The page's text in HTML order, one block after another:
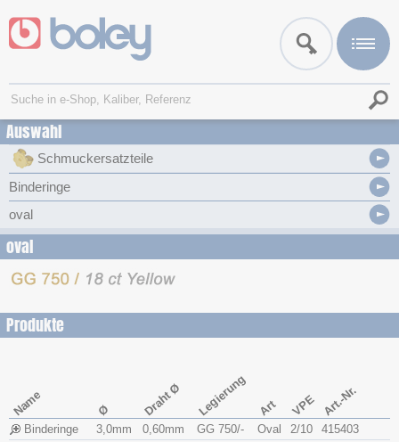
Auswahl
Schmuckersatzteile
Binderinge
oval
oval
Produkte
Name Ø Draht Ø Legierung Art VPE Art.-Nr.
Binderinge 3,0mm 0,60mm GG 750/- Oval 2/10
415403